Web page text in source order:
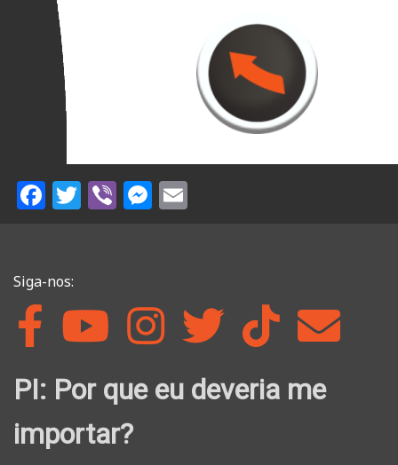
Facebook
Twitter
ViberMessenger
Siga-nos:
PI: Por que eu deveria me
importar?